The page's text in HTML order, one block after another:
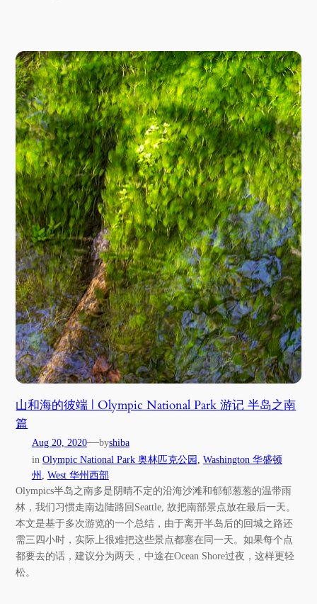
山和海的彼端 | Olympic National Park 游记 半岛之南
篇
Aug 20, 2020—byshiba
in Olympic National Park 奥林匹克公园
Washington 华盛顿
州
West 华州西部
Olympics半岛之南多是阴晴不定的沿海沙滩和郁郁葱葱的温带雨
林，我们习惯走南边陆路回Seattle, 故把南部景点放在最后一天。
本文是基于多次游览的一个总结，由于离开半岛后的回城之路还
需三四小时，实际上很难把这些景点都塞在同一天。如果每个点
都要去的话，建议分为两天，中途在Ocean Shore过夜，这样更轻
松。